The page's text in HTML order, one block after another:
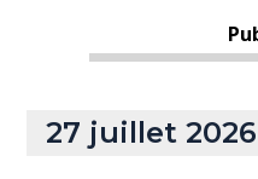
27 juillet 2026